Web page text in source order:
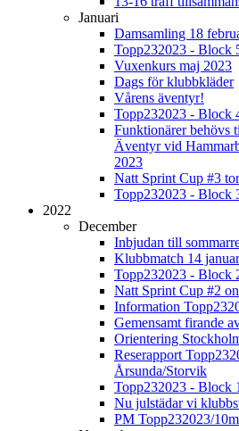
Januari
Damsamling 18
Topp232023 - Block
Vuxenkurs maj 2023
Dags för klubbkläder
Vårens äventyr!
Topp232023 - Block
Funktionärer behövs
Äventyr vid
2023
Natt Sprint Cup #3
Topp232023 - Block
2022
December
Inbjudan till
Klubbmatch 14
Topp232023 - Block
Natt Sprint Cup #2
Information
Gemensamt firande
Orientering
Reserapport
Årsunda/Storvik
Topp232023 - Block
Nu julstädar vi
PM Topp232023/